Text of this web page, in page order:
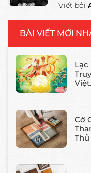
Viết bởi
BÀI VIẾT MỚI
Lạc
Việt.
Cờ